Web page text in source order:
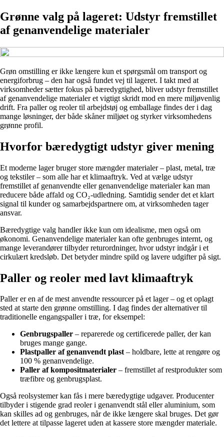
Grønne valg på lageret: Udstyr fremstillet
af genanvendelige materialer
Grøn omstilling er ikke længere kun et spørgsmål om transport og
energiforbrug – den har også fundet vej til lageret. I takt med at
virksomheder sætter fokus på bæredygtighed, bliver udstyr fremstillet
af genanvendelige materialer et vigtigt skridt mod en mere miljøvenlig
drift. Fra paller og reoler til arbejdstøj og emballage findes der i dag
mange løsninger, der både skåner miljøet og styrker virksomhedens
grønne profil.
Hvorfor bæredygtigt udstyr giver mening
Et moderne lager bruger store mængder materialer – plast, metal, træ
og tekstiler – som alle har et klimaaftryk. Ved at vælge udstyr
fremstillet af genanvendte eller genanvendelige materialer kan man
reducere både affald og CO₂-udledning. Samtidig sender det et klart
signal til kunder og samarbejdspartnere om, at virksomheden tager
ansvar.
Bæredygtige valg handler ikke kun om idealisme, men også om
økonomi. Genanvendelige materialer kan ofte genbruges internt, og
mange leverandører tilbyder returordninger, hvor udstyr indgår i et
cirkulært kredsløb. Det betyder mindre spild og lavere udgifter på sigt.
Paller og reoler med lavt klimaaftryk
Paller er en af de mest anvendte ressourcer på et lager – og et oplagt
sted at starte den grønne omstilling. I dag findes der alternativer til
traditionelle engangspaller i træ, for eksempel:
Genbrugspaller – reparerede og certificerede paller, der kan
bruges mange gange.
Plastpaller af genanvendt plast– holdbare, lette at rengøre og
100 % genanvendelige.
Paller af kompositmaterialer – fremstillet af restprodukter som
træfibre og genbrugsplast.
Også reolsystemer kan fås i mere bæredygtige udgaver. Producenter
tilbyder i stigende grad reoler i genanvendt stål eller aluminium, som
kan skilles ad og genbruges, når de ikke længere skal bruges. Det gør
det lettere at tilpasse lageret uden at kassere store mængder materiale.